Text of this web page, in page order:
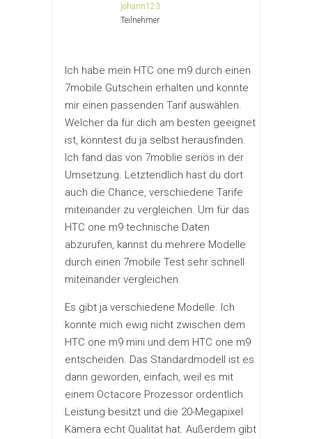
johann123
Teilnehmer
Ich habe mein HTC one m9 durch einen
7mobile Gutschein erhalten und konnte
mir einen passenden Tarif auswählen.
Welcher da für dich am besten geeignet
ist, könntest du ja selbst herausfinden.
Ich fand das von 7moblie seriös in der
Umsetzung. Letztendlich hast du dort
auch die Chance, verschiedene Tarife
miteinander zu vergleichen. Um für das
HTC one m9 technische Daten
abzurufen, kannst du mehrere Modelle
durch einen 7mobile Test sehr schnell
miteinander vergleichen.
Es gibt ja verschiedene Modelle. Ich
konnte mich ewig nicht zwischen dem
HTC one m9 mini und dem HTC one m9
entscheiden. Das Standardmodell ist es
dann geworden, einfach, weil es mit
einem Octacore Prozessor ordentlich
Leistung besitzt und die 20-Megapixel
Kamera echt Qualität hat. Außerdem gibt